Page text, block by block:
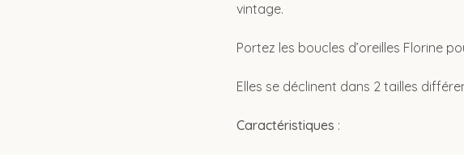
vintage.
Portez les boucles d’oreilles Florine
Elles se déclinent dans 2 tailles
Caractéristiques :